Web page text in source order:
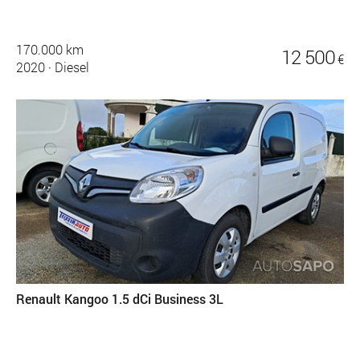
170.000 km
2020 · Diesel 12 500 €
Renault Kangoo 1.5 dCi Business 3L